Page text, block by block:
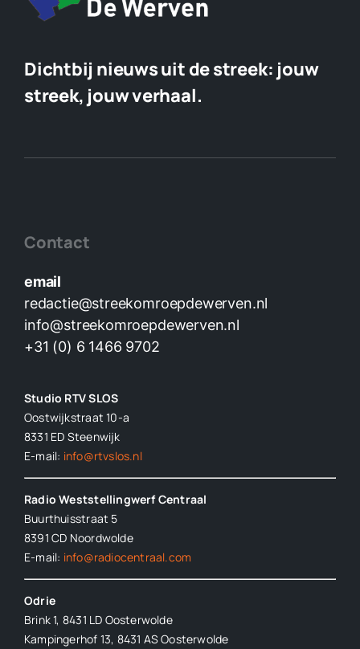
Dichtbij nieuws uit de streek: jouw
streek, jouw verhaal.
Contact
email
redactie@streekomroepdewerven.nl
info@streekomroepdewerven.nl
+31 (0) 6 1466 9702
Studio RTV SLOS
Oostwijkstraat 10-a
8331 ED Steenwijk
E-mail: info@rtvslos.nl
Radio Weststellingwerf Centraal
Buurthuisstraat 5
8391 CD Noordwolde
E-mail: info@radiocentraal.com
Odrie
Brink 1, 8431 LD Oosterwolde
Kampingerhof 13, 8431 AS Oosterwolde